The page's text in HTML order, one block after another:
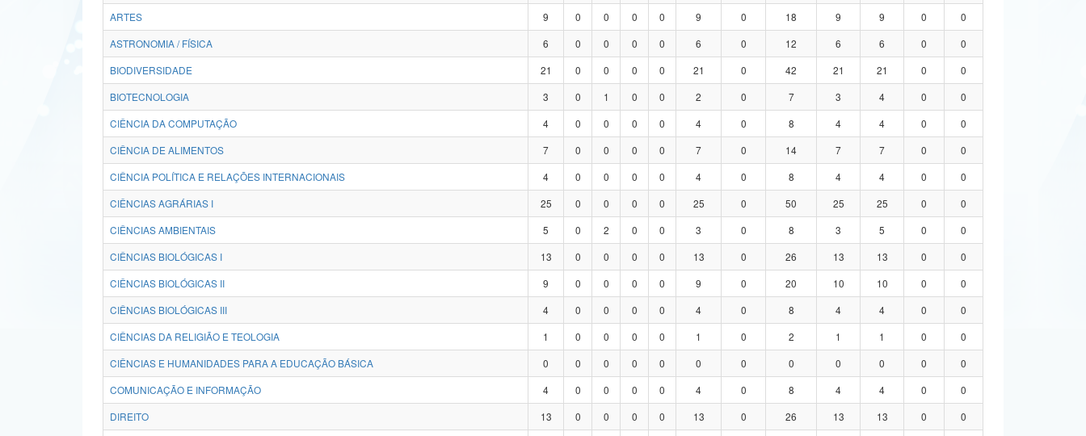
ARTES
9 0 0 0 0 9 0 18 9 9 0
0
ASTRONOMIA / FÍSICA
6 0 0 0 0 6 0 12 6 6 0
0
BIODIVERSIDADE
21 0 0 0 0 21 0 42 21 21 0
0
BIOTECNOLOGIA
3 0 1 0 0 2 0 7 3 4 0
0
CIÊNCIA DA COMPUTAÇÃO
4 0 0 0 0 4 0 8 4 4 0
0
CIÊNCIA DE ALIMENTOS
7 0 0 0 0 7 0 14 7 7 0
0
CIÊNCIA POLÍTICA E RELAÇÕES INTERNACIONAIS
4 0 0 0 0 4 0 8 4 4 0
0
CIÊNCIAS AGRÁRIAS I
25 0 0 0 0 25 0 50 25 25 0
0
CIÊNCIAS AMBIENTAIS
5 0 2 0 0 3 0 8 3 5 0
0
CIÊNCIAS BIOLÓGICAS I
13 0 0 0 0 13 0 26 13 13 0
0
CIÊNCIAS BIOLÓGICAS II
9 0 0 0 0 9 0 20 10 10 0
0
CIÊNCIAS BIOLÓGICAS III
4 0 0 0 0 4 0 8 4 4 0
0
CIÊNCIAS DA RELIGIÃO E TEOLOGIA
1 0 0 0 0 1 0 2 1 1 0
0
CIÊNCIAS E HUMANIDADES PARA A EDUCAÇÃO BÁSICA
0 0 0 0 0 0 0 0 0 0 0
0
COMUNICAÇÃO E INFORMAÇÃO
4 0 0 0 0 4 0 8 4 4 0
0
DIREITO
13 0 0 0 0 13 0 26 13 13 0
0